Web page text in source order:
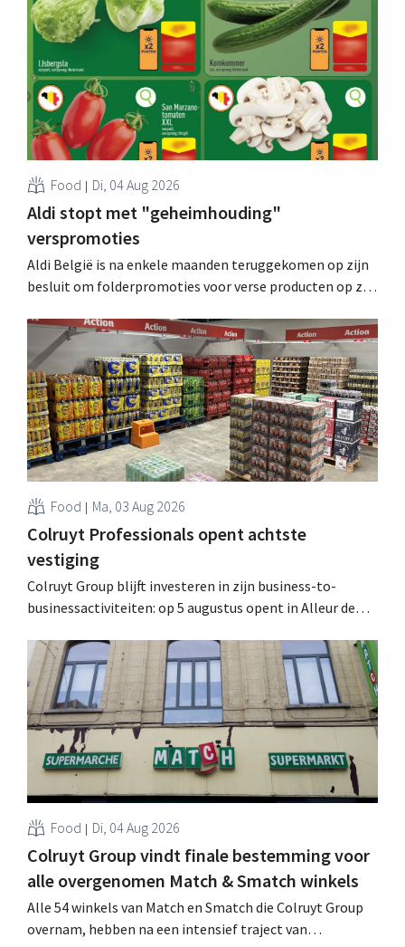
Food Di, 04 Aug 2026
Aldi stopt met "geheimhouding"
verspromoties
Aldi België is na enkele maanden teruggekomen op zijn
besluit om folderpromoties voor verse producten op zijn
werking treden: "Onze klanten willen goed
geïnformeerd worden." .
Food Ma, 03 Aug 2026
Colruyt Professionals opent achtste
vestiging
Colruyt Group blijft investeren in zijn business-to-
businessactiviteiten: op 5 augustus opent in Alleur de
winkelformule die zich uitsluitend richt op professionele
klanten. .
Food Di, 04 Aug 2026
Colruyt Group vindt finale bestemming voor
alle overgenomen Match & Smatch winkels
Alle 54 winkels van Match en Smatch die Colruyt Group
overnam, hebben na een intensief traject van